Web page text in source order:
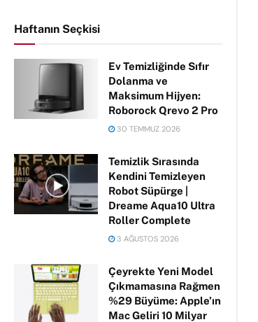
Haftanın Seçkisi
Ev Temizliğinde Sıfır
Dolanma ve
Maksimum Hijyen:
Roborock Qrevo 2 Pro
30 TEMMUZ 2026
Temizlik Sırasında
Kendini Temizleyen
Robot Süpürge |
Dreame Aqua10 Ultra
Roller Complete
3 AĞUSTOS 2026
Çeyrekte Yeni Model
Çıkmamasına Rağmen
%29 Büyüme: Apple’ın
Mac Geliri 10 Milyar